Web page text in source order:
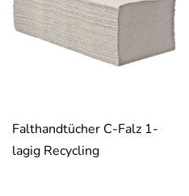
Falthandtücher C-Falz 1-
lagig Recycling